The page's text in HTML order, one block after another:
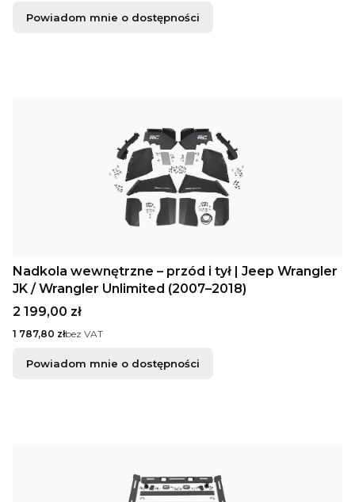
Powiadom mnie o dostępności
Nadkola wewnętrzne – przód i tył | Jeep Wrangler
JK / Wrangler Unlimited (2007–2018)
Cena
2 199,00 zł
Cena
1 787,80 złbez VAT
Powiadom mnie o dostępności